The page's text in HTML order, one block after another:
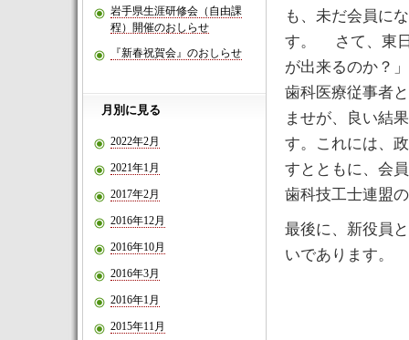
岩手県生涯研修会（自由課
程）開催のおしらせ
『新春祝賀会』のおしらせ
月別に見る
2022年2月
2021年1月
2017年2月
2016年12月
2016年10月
2016年3月
2016年1月
2015年11月
も、未だ会員に
す。 さて、東日
が出来るのか？
歯科医療従事者
ませが、良い結
す。これには、
すとともに、会
歯科技工士連盟
最後に、新役員
いであります。